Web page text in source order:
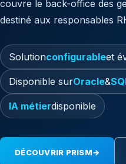
couvre le back-office des
destiné aux responsables
Solutionconfigurableet
Disponible surOracle&
IA métierdisponible
DÉCOUVRIR PRISM→